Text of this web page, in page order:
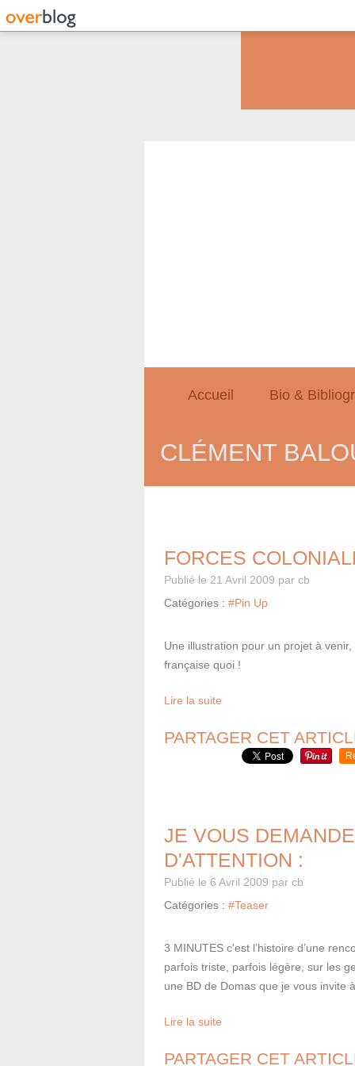
Accueil Bio &
CLÉMENT
FORCES
Publié le 21 Avril 2009 par cb
Catégories : #Pin Up
Une illustration pour un projet à
française quoi !
Lire la suite
PARTAGER CET
JE VOUS
D'ATTENTION :
Publié le 6 Avril 2009 par cb
Catégories : #Teaser
3 MINUTES c'est l’histoire d’une
parfois triste, parfois légère, sur les
une BD de Domas que je vous invite
Lire la suite
PARTAGER CET